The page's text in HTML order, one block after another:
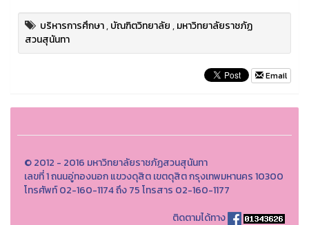
บริหารการศึกษา,บัณฑิตวิทยาลัย,มหาวิทยาลัยราชภัฏ
สวนสุนันทา
Email
© 2012 - 2016 มหาวิทยาลัยราชภัฏสวนสุนันทา
เลขที่ 1 ถนนอู่ทองนอก แขวงดุสิต เขตดุสิต กรุงเทพมหานคร 10300
โทรศัพท์ 02-160-1174 ถึง 75 โทรสาร 02-160-1177
ติดตามได้ทาง